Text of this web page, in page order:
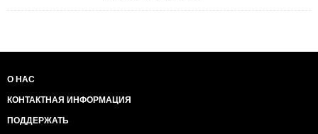
О НАС
КОНТАКТНАЯ ИНФОРМАЦИЯ
ПОДДЕРЖАТЬ